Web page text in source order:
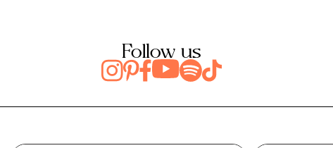
Follow us